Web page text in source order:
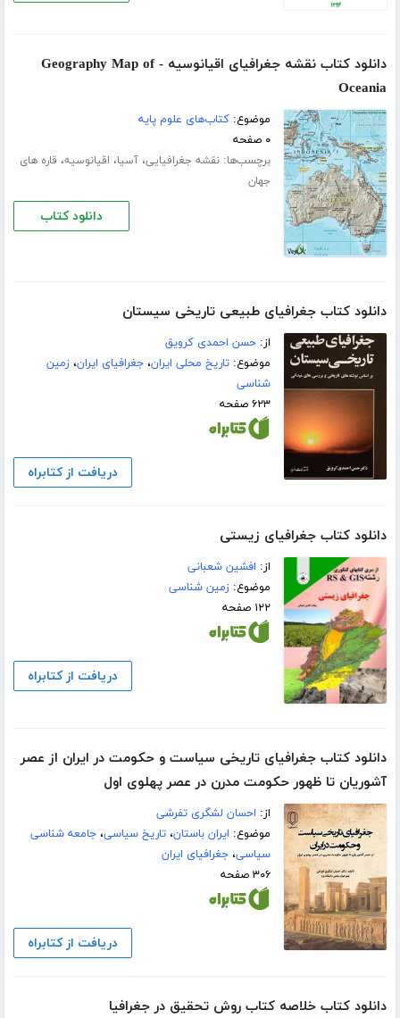
دانلود کتاب نقشه جغرافیای اقیانوسیه - Geography Map of
Oceania
موضوع:کتاب‌های علوم پایه
۰ صفحه
برچسب‌ها:نقشه جغرافیایی،آسیا، اقیانوسیه، قاره های
جهان
دانلود کتاب
دانلود کتاب جغرافیای طبیعی تاریخی سیستان
از:حسن احمدی کرویق
موضوع:تاریخ محلی ایران،جغرافیای ایران،زمین
شناسی
۶۲۳ صفحه
دریافت از کتابراه
دانلود کتاب جغرافیای زیستی
از: افشین شعبانی
موضوع:زمین شناسی
۱۲۲ صفحه
دریافت از کتابراه
دانلود کتاب جغرافیای تاریخی سیاست و حکومت در ایران از عصر
آشوریان تا ظهور حکومت مدرن در عصر پهلوی اول
از: احسان لشگری تفرشی
موضوع: ایران باستان،تاریخ سیاسی،جامعه شناسی
سیاسی،جغرافیای ایران
۳۰۶ صفحه
دریافت از کتابراه
دانلود کتاب خلاصه کتاب روش تحقیق در جغرافیا